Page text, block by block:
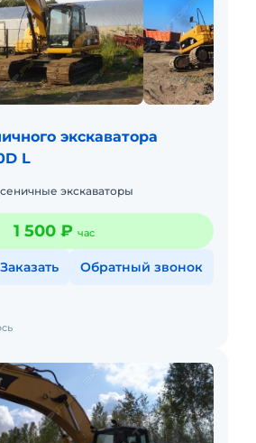
экскаватора
L
экскаваторы
1 500 ₽ час
Заказать Обратный звонок